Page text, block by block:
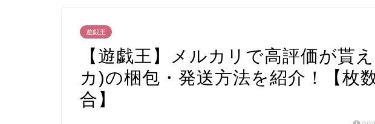
遊戯王
【遊戯王】メルカリで高評価が貰
カ)の梱包・発送方法を紹介！【枚
合】